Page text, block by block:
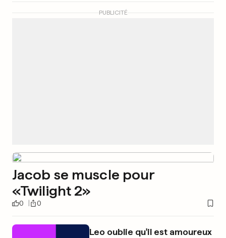
PUBLICITÉ
Jacob se muscle pour
«Twilight 2»
0 0
Leo oublie qu'il est amoureux